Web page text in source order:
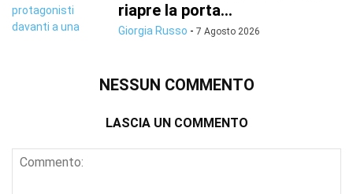
riapre la porta...
Giorgia Russo - 7 Agosto 2026
NESSUN COMMENTO
LASCIA UN COMMENTO